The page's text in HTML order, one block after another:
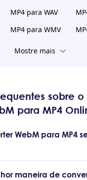
MP4 para WAV
MP4 para WMV
Mostre mais
sobre
para MP4
WebM para MP4
maneira de